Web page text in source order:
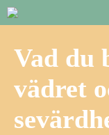
Vad du
vädret